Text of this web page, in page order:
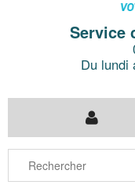
Service
Du lundi